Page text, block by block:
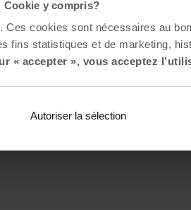
Cookie y compris?
Ces cookies sont nécessaires au
fins statistiques et de marketing,
« accepter », vous acceptez
Autoriser la sélection